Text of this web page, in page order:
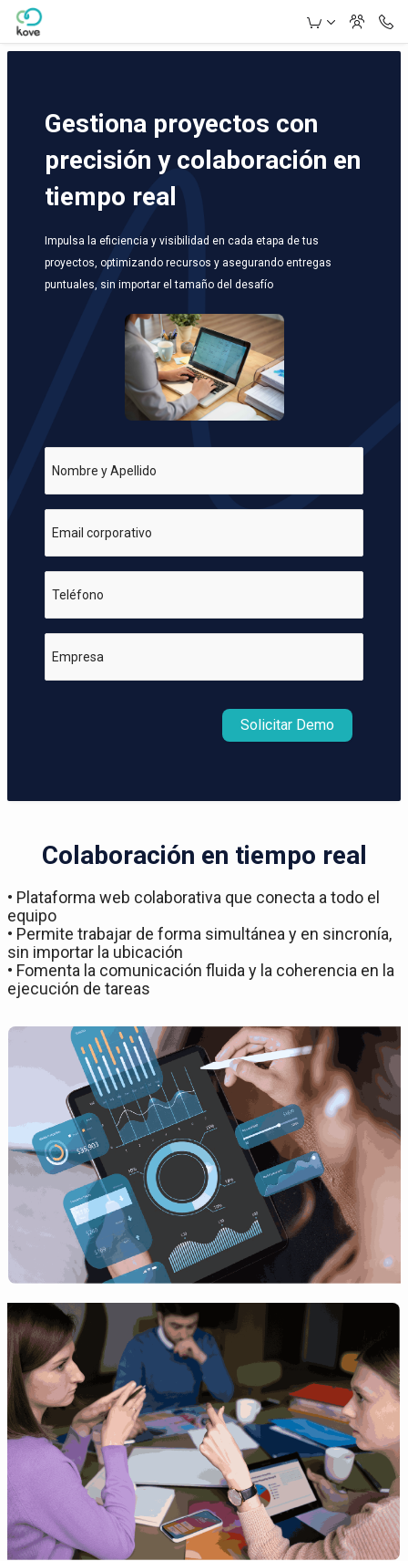
Skip to Main Content
Gestiona proyectos con
precisión y colaboración en
tiempo real
Impulsa la eficiencia y visibilidad en cada etapa de tus
proyectos, optimizando recursos y asegurando entregas
puntuales, sin importar el tamaño del desafío
Nombre y Apellido
Email corporativo
Teléfono
Empresa
Solicitar Demo
Colaboración en tiempo real
• Plataforma web colaborativa que conecta a todo el
equipo
• Permite trabajar de forma simultánea y en sincronía,
sin importar la ubicación
• Fomenta la comunicación fluida y la coherencia en la
ejecución de tareas